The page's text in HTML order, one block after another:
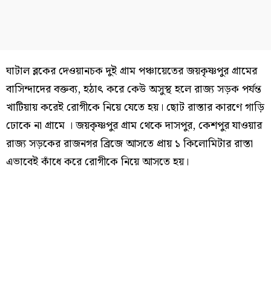
ঘাটাল ব্লকের দেওয়ানচক দুই গ্রাম পঞ্চায়েতের জয়কৃষ্ণপুর গ্রামের
বাসিন্দাদের বক্তব্য, হঠাৎ করে কেউ অসুস্থ হলে রাজ্য সড়ক পর্যন্ত
খাটিয়ায় করেই রোগীকে নিয়ে যেতে হয়। ছোট রাস্তার কারণে গাড়ি
ঢোকে না গ্রামে । জয়কৃষ্ণপুর গ্রাম থেকে দাসপুর, কেশপুর যাওয়ার
রাজ্য সড়কের রাজনগর ব্রিজে আসতে প্রায় ১ কিলোমিটার রাস্তা
এভাবেই কাঁধে করে রোগীকে নিয়ে আসতে হয়।